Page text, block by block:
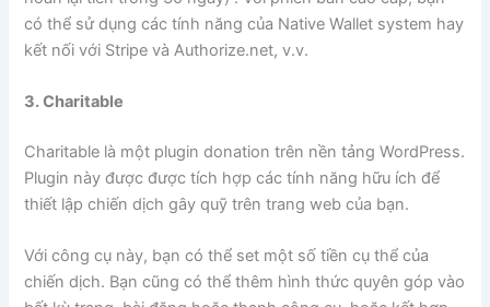
có thể sử dụng các tính năng của Native Wallet system hay
kết nối với Stripe và Authorize.net, v.v.
3. Charitable
Charitable là một plugin donation trên nền tảng WordPress.
Plugin này được được tích hợp các tính năng hữu ích để
thiết lập chiến dịch gây quỹ trên trang web của bạn.
Với công cụ này, bạn có thể set một số tiền cụ thể của
chiến dịch. Bạn cũng có thể thêm hình thức quyên góp vào